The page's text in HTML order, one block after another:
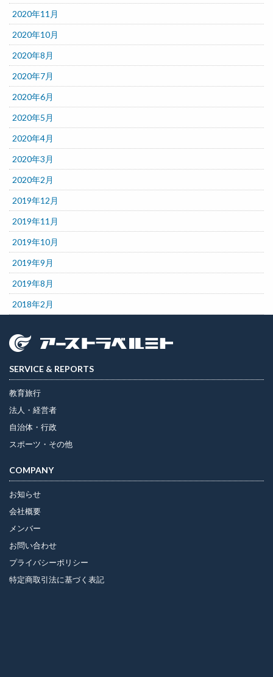
2020年11月
2020年10月
2020年8月
2020年7月
2020年6月
2020年5月
2020年4月
2020年3月
2020年2月
2019年12月
2019年11月
2019年10月
2019年9月
2019年8月
2018年2月
SERVICE & REPORTS
教育旅行
法人・経営者
自治体・行政
スポーツ・その他
COMPANY
お知らせ
会社概要
メンバー
お問い合わせ
プライバシーポリシー
特定商取引法に基づく表記